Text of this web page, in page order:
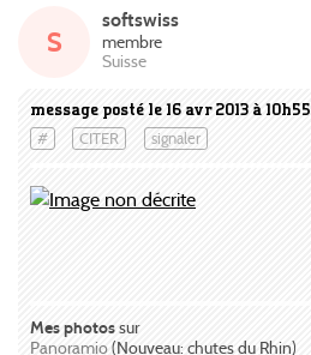
message posté le 16 avr 2013 à 10h55
# CITER signaler
S
softswiss
membre
Suisse
Mes photossur
Panoramio(Nouveau: chutes du Rhin)